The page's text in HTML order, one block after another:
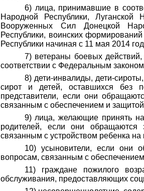
6) лица, принимавшие в
Народной Республики, Луганской
Вооруженных Сил Донецкой
Республики, воинских
Республики начиная с 11 мая 2014
7) ветераны боевых
соответствии с Федеральным
8) дети-инвалиды, дети-
сирот и детей, оставшихся без
представители, если они
связанным с обеспечением и
9) лица, желающие принять
родителей, если они обращаются
связанным с устройством ребенка
10) усыновители, если они
вопросам, связанным с
11) граждане пожилого
обслуживания, предоставляющих